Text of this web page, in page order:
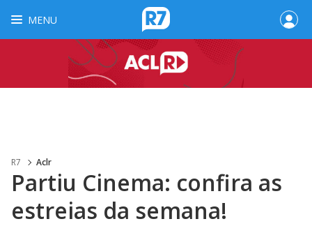
MENU
R7 Aclr
Partiu Cinema: confira as
estreias da semana!